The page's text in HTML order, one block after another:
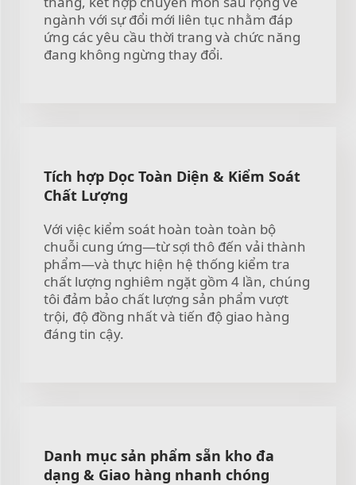
ngành với sự đổi mới liên tục nhằm đáp
ứng các yêu cầu thời trang và chức năng
đang không ngừng thay đổi.
Tích hợp Dọc Toàn Diện & Kiểm Soát
Chất Lượng
Với việc kiểm soát hoàn toàn toàn bộ
chuỗi cung ứng—từ sợi thô đến vải thành
phẩm—và thực hiện hệ thống kiểm tra
chất lượng nghiêm ngặt gồm 4 lần, chúng
tôi đảm bảo chất lượng sản phẩm vượt
trội, độ đồng nhất và tiến độ giao hàng
đáng tin cậy.
Danh mục sản phẩm sẵn kho đa
dạng & Giao hàng nhanh chóng